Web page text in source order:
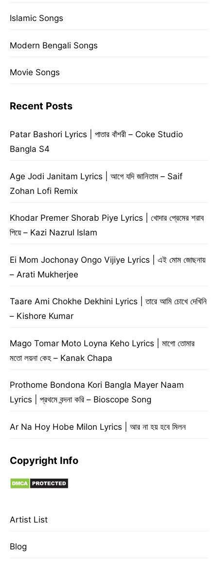
Islamic Songs
Modern Bengali Songs
Movie Songs
Recent Posts
Patar Bashori Lyrics | পাতার বাঁশরী – Coke Studio
Bangla S4
Age Jodi Janitam Lyrics | আগে যদি জানিতাম – Saif
Zohan Lofi Remix
Khodar Premer Shorab Piye Lyrics | খোদার প্রেমের শরাব
পিয়ে – Kazi Nazrul Islam
Ei Mom Jochonay Ongo Vijiye Lyrics | এই মোম জোছনায়
– Arati Mukherjee
Taare Ami Chokhe Dekhini Lyrics | তারে আমি চোখে দেখিনি
– Kishore Kumar
Mago Tomar Moto Loyna Keho Lyrics | মাগো তোমার
মতো লয়না কেহ – Kanak Chapa
Prothome Bondona Kori Bangla Mayer Naam
Lyrics | প্রথমে বন্দনা করি – Bioscope Song
Ar Na Hoy Hobe Milon Lyrics | আর না হয় হবে মিলন
Copyright Info
Artist List
Blog